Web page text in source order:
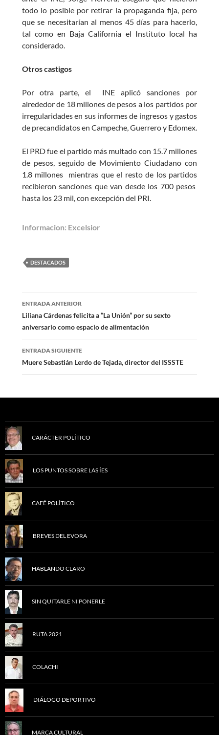
todo lo posible por retirar la propaganda fija, pero
que se necesitarían al menos 45 días para hacerlo,
tal como en Baja California el Instituto local ha
considerado.
Otros castigos
Por otra parte, el INE aplicó sanciones por
alrededor de 18 millones de pesos a los partidos por
irregularidades en sus informes de ingresos y gastos
de precandidatos en Campeche, Guerrero y Edomex.
El PRD fue el partido más multado con 15.7 millones
de pesos, seguido de Movimiento Ciudadano con
1.8 millones mientras que el resto de los partidos
recibieron sanciones que van desde los 700 pesos
hasta los 23 mil, con excepción del PRI.
Informacion: Excelsior
DESTACADOS
Navegación
de
entradas
ENTRADA ANTERIOR
Liliana Cárdenas felicita a “La Unión” por su sexto
aniversario como espacio de alimentación
ENTRADA SIGUIENTE
Muere Sebastián Lerdo de Tejada, director del ISSSTE
CARÁCTER POLÍTICO
LOS PUNTOS SOBRE LAS ÍES
CAFÉ POLÍTICO
BREVES DEL EVORA
HABLANDO CLARO
SIN QUITARLE NI PONERLE
RUTA 2021
COLACHI
DIÁLOGO DEPORTIVO
MARCA CULTURAL